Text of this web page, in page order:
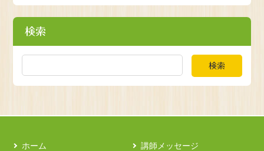
検索
検索
ホーム
講師メッセージ